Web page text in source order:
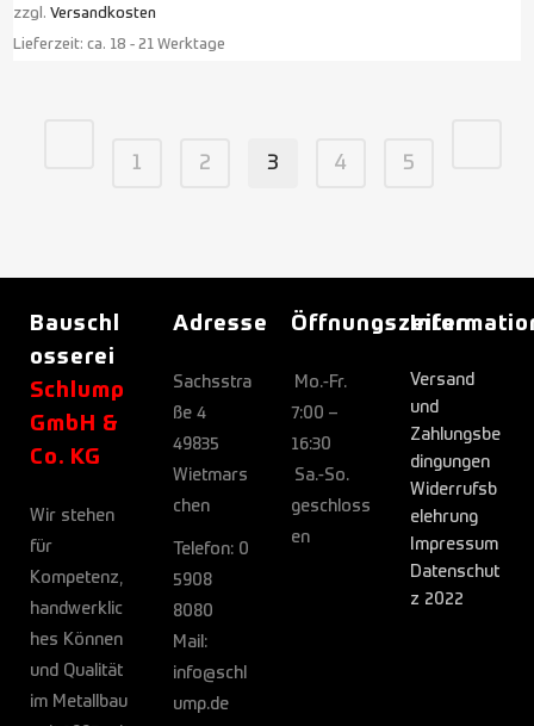
zzgl.Versandkosten
Lieferzeit:ca. 18 - 21 Werktage
1 2 3 4 5
Bauschl
osserei
Schlump
GmbH &
Co. KG
Wir stehen
für
Kompetenz,
handwerklic
hes Können
und Qualität
im Metallbau
Adresse
Sachsstra
ße 4
49835
Wietmars
chen
Telefon: 0
5908
8080
Mail:
info@schl
ump.de
Öffnungszeiten
Mo.-Fr.
7:00 –
16:30
Sa.-So.
geschloss
en
Versand
und
Zahlungsbe
dingungen
Widerrufsb
elehrung
Impressum
Datenschut
z 2022